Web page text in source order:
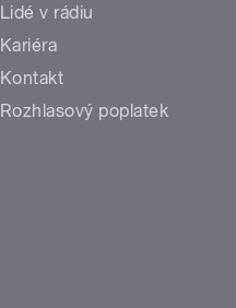
Lidé v rádiu
Kariéra
Kontakt
Rozhlasový poplatek